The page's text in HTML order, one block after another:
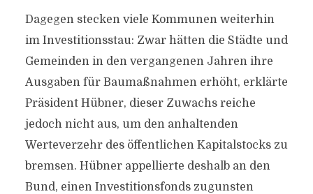
Dagegen stecken viele Kommunen weiterhin
im Investitionsstau: Zwar hätten die Städte und
Gemeinden in den vergangenen Jahren ihre
Ausgaben für Baumaßnahmen erhöht, erklärte
Präsident Hübner, dieser Zuwachs reiche
jedoch nicht aus, um den anhaltenden
Werteverzehr des öffentlichen Kapitalstocks zu
bremsen. Hübner appellierte deshalb an den
Bund, einen Investitionsfonds zugunsten